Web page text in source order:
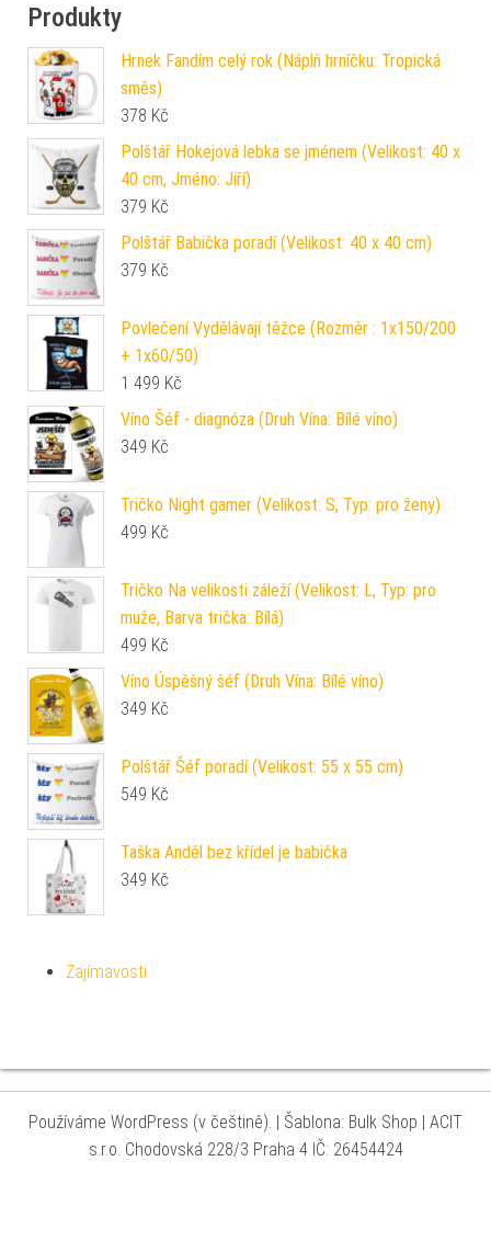
Produkty
Hrnek Fandím celý rok (Náplň hrníčku: Tropická
směs)
378 Kč
Polštář Hokejová lebka se jménem (Velikost: 40 x
40 cm, Jméno: Jiří)
379 Kč
Polštář Babička poradí (Velikost: 40 x 40 cm)
379 Kč
Povlečení Vydělávají těžce (Rozměr : 1x150/200
+ 1x60/50)
1 499 Kč
Víno Šéf - diagnóza (Druh Vína: Bílé víno)
349 Kč
Tričko Night gamer (Velikost: S, Typ: pro ženy)
499 Kč
Tričko Na velikosti záleží (Velikost: L, Typ: pro
muže, Barva trička: Bílá)
499 Kč
Víno Úspěšný šéf (Druh Vína: Bílé víno)
349 Kč
Polštář Šéf poradí (Velikost: 55 x 55 cm)
549 Kč
Taška Anděl bez křídel je babička
349 Kč
Zajímavosti
Používáme WordPress (v češtině). | Šablona: Bulk Shop | ACIT
s.r.o. Chodovská 228/3 Praha 4 IČ: 26454424